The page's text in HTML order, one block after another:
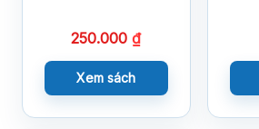
250.000₫
Xem sách